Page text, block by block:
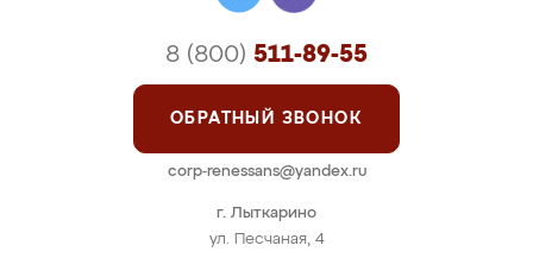
г. Лыткарино
ул. Песчаная, 4
8 (800) 511-89-55
ОБРАТНЫЙ ЗВОНОК
corp-renessans@yandex.ru